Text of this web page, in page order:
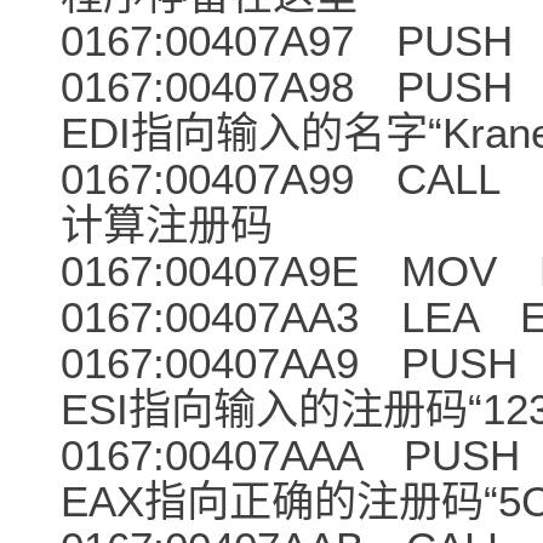
0167:00407A97
EDI指向输入的名字
0167:00407A99
计算注册码
0167:00407A9E MOV
0167:00407AA3 LEA
ESI指向输入的注册码
EAX指向正确的注册码